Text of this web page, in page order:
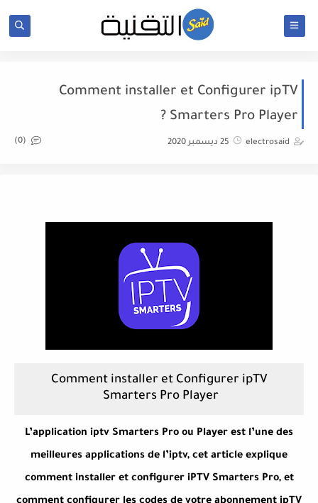
Comment installer et Configurer ipTV
Smarters Pro Player ?
electrosaid 25 ديسمبر 2020 (0)
Comment installer et Configurer ipTV
Smarters Pro Player
L’application iptv Smarters Pro ou Player est l’une des
meilleures applications de l’iptv, cet article explique
comment installer et configurer iPTV Smarters Pro, et